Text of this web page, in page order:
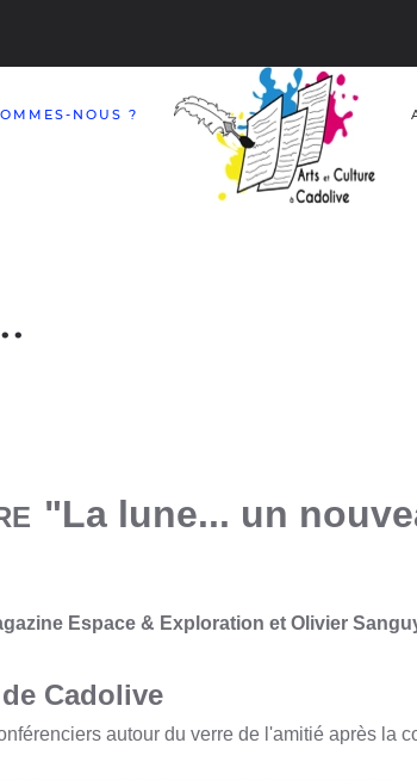
NOUS ?
"La lune... un no
Espace & Exploration et Olivier
Cadolive
autour du verre de l'amitié après la